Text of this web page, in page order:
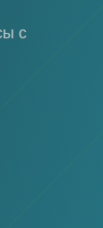
с